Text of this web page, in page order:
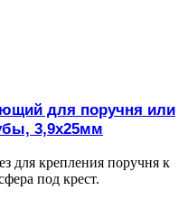
для поручня или
3,9х25мм
для крепления поручня к
под крест.